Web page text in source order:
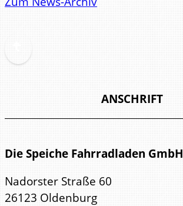
ANSCHRIFT
Die Speiche Fahrradladen GmbH
Nadorster Straße 60
26123 Oldenburg